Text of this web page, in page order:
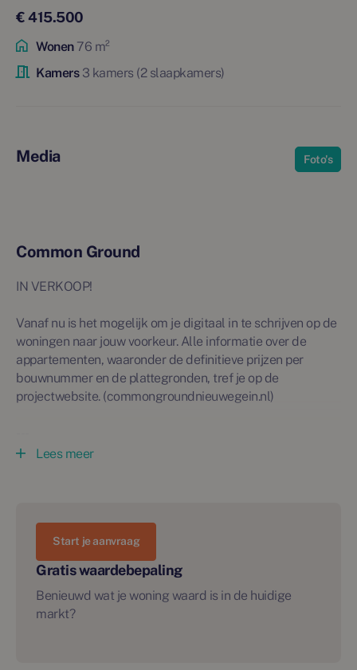
€ 415.500
Wonen76 m²
Kamers3 kamers (2 slaapkamers)
Media Foto's
Common Ground
IN VERKOOP!
Vanaf nu is het mogelijk om je digitaal in te schrijven op de
woningen naar jouw voorkeur. Alle informatie over de
appartementen, waaronder de definitieve prijzen per
bouwnummer en de plattegronden, tref je op de
projectwebsite. (commongroundnieuwegein.nl)
leefomgeving. Dit natuurinclusieve, energiezuinige en
circulair gebouwde project biedt niet alleen modern
wooncomfort, maar ook een prachtig uitzicht op de
gemeenschappelijke binnentuin, die naadloos aansluit op
het aangrenzende park. Hier woon je midden in de natuur,
met alle gemakken van de stad binnen handbereik.
Lees meer
Gratis waardebepaling
Benieuwd wat je woning waard is in de huidige
markt?
Start je aanvraag